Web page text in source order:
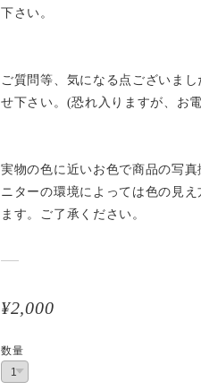
下さい。
ご質問等、気になる点ございま
せ下さい。(恐れ入りますが、お
実物の色に近いお色で商品の写
ニターの環境によっては色の見
ます。ご了承ください。
¥2,000
数量